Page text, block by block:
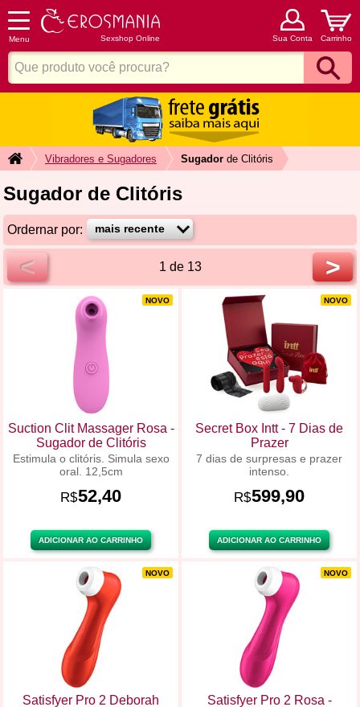
Menu Sexshop Online Sua Conta Carrinho
Vibradores e Sugadores Sugador de Clitóris
Sugador de Clitóris
Ordernar por:
< 1 de 13 >
NOVO
Suction Clit Massager Rosa -
Sugador de Clitóris
Estimula o clitóris. Simula sexo
oral. 12,5cm
R$52,40
ADICIONAR AO CARRINHO
NOVO
Secret Box Intt - 7 Dias de
Prazer
7 dias de surpresas e prazer
intenso.
R$599,90
ADICIONAR AO CARRINHO
NOVO
Satisfyer Pro 2 Deborah
NOVO
Satisfyer Pro 2 Rosa -